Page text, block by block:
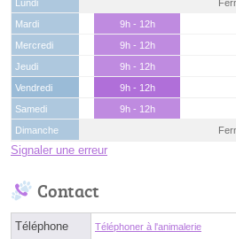
Lundi
Mardi
9h - 12h
Mercredi
9h - 12h
Jeudi
9h - 12h
Vendredi
9h - 12h
Samedi
9h - 12h
Dimanche
Signaler une erreur
Contact
Téléphone Téléphoner à l'animalerie